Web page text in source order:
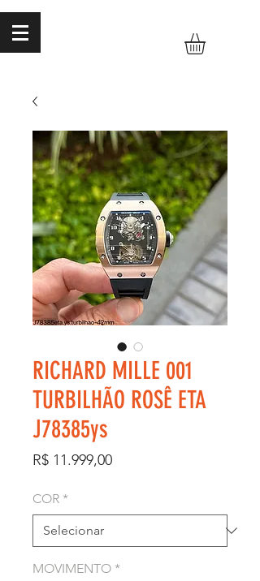
RICHARD MILLE 001
TURBILHÃO ROSÊ ETA
J78385ys
R$ 11.999,00Preço
COR *
MOVIMENTO *